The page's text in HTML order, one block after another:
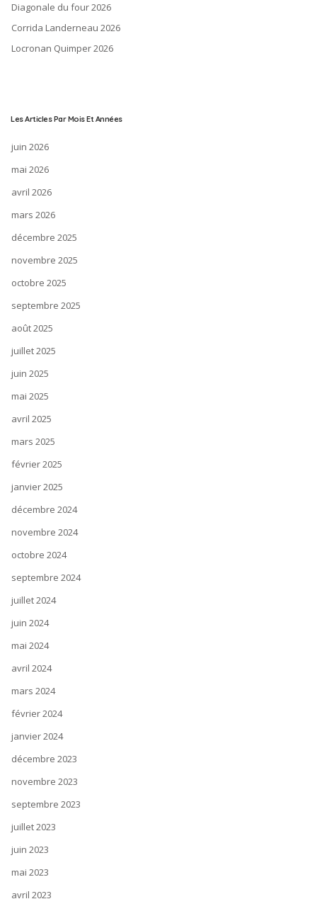
Diagonale du four 2026
Corrida Landerneau 2026
Locronan Quimper 2026
Les Articles Par Mois Et Années
juin 2026
mai 2026
avril 2026
mars 2026
décembre 2025
novembre 2025
octobre 2025
septembre 2025
août 2025
juillet 2025
juin 2025
mai 2025
avril 2025
mars 2025
février 2025
janvier 2025
décembre 2024
novembre 2024
octobre 2024
septembre 2024
juillet 2024
juin 2024
mai 2024
avril 2024
mars 2024
février 2024
janvier 2024
décembre 2023
novembre 2023
septembre 2023
juillet 2023
juin 2023
mai 2023
avril 2023